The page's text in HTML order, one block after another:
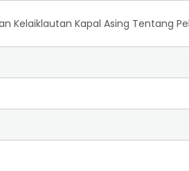
Kelaiklautan Kapal Asing Tentang